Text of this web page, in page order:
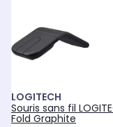
LOGITECH
Souris sans fil
Fold Graphite